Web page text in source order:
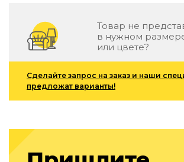
Подбор, производство и
Декор
По типу
Для кухни
Зеркала
Вентиляторы
Ковры
Товар не
в нужном
или цвете?
Сделайте запрос на заказ и наши
предложат варианты!